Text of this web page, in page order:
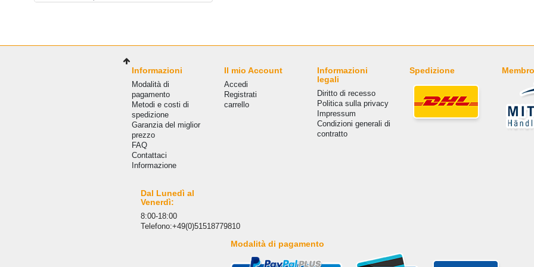
Informazioni
Modalità di
pagamento
Metodi e costi di
spedizione
Garanzia del miglior
prezzo
FAQ
Сontattaci
Informazione
Il mio Account
Accedi
Registrati
carrello
Informazioni
legali
Diritto di recesso
Politica sulla privacy
Impressum
Condizioni generali di
contratto
Spedizione
Dal Lunedì al
Venerdì:
8:00-18:00
Telefono:+49(0)51518779810
Modalità di pagamento